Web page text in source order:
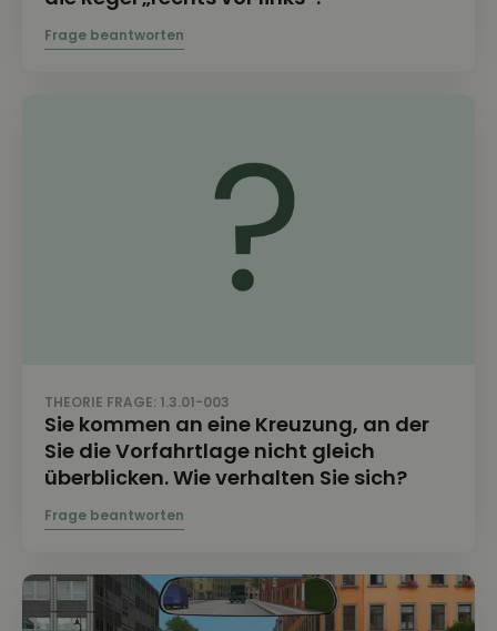
THEORIE FRAGE: 1.3.01-003
Sie kommen an eine Kreuzung, an der
Sie die Vorfahrtlage nicht gleich
überblicken. Wie verhalten Sie sich?